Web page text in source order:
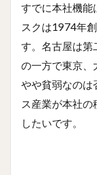
すでに本社機能
スクは1974年
す。名古屋は第
の一方で東京、
やや貧弱なのは
ス産業が本社
したいです。